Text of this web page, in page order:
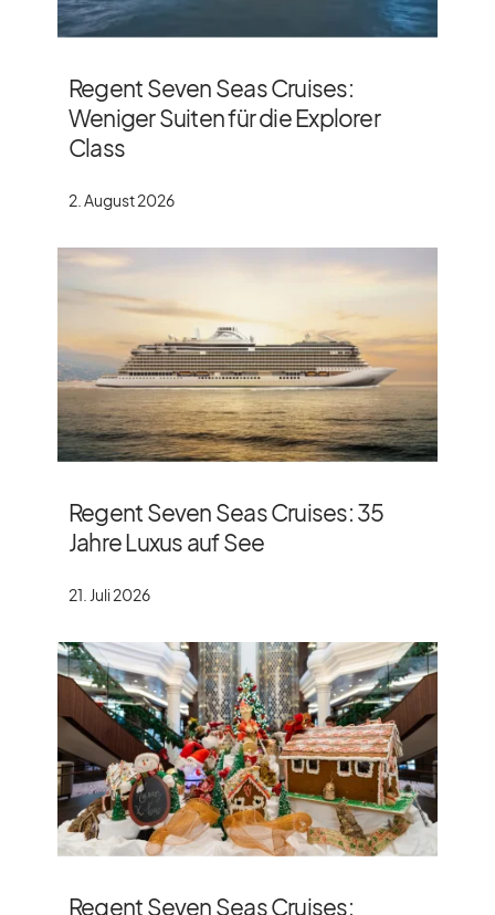
Regent Seven Seas Cruises:
Weniger Suiten für die Explorer
Class
2. August 2026
Regent Seven Seas Cruises: 35
Jahre Luxus auf See
21. Juli 2026
Regent Seven Seas Cruises: